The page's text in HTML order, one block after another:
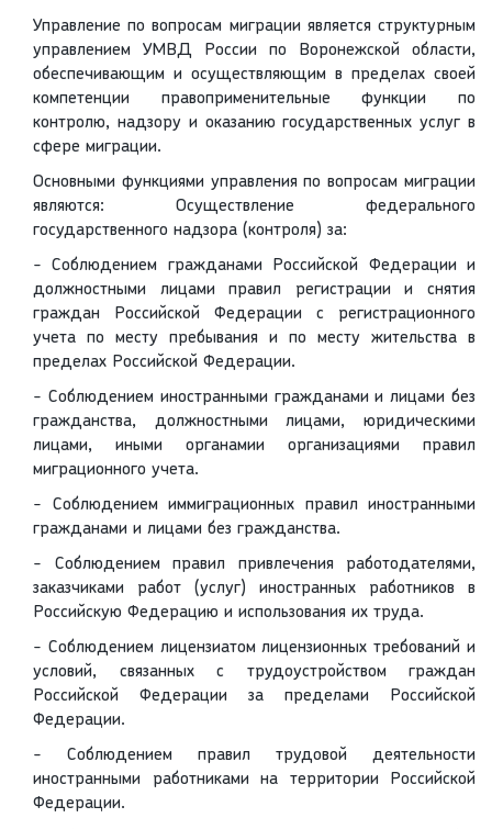
Управление по вопросам миграции является структурным
управлением УМВД России по Воронежской области,
обеспечивающим и осуществляющим в пределах своей
компетенции правоприменительные функции по
контролю, надзору и оказанию государственных услуг в
сфере миграции.
Основными функциями управления по вопросам миграции
являются: Осуществление федерального
государственного надзора (контроля) за:
- Соблюдением гражданами Российской Федерации и
должностными лицами правил регистрации и снятия
граждан Российской Федерации с регистрационного
учета по месту пребывания и по месту жительства в
пределах Российской Федерации.
- Соблюдением иностранными гражданами и лицами без
гражданства, должностными лицами, юридическими
лицами, иными органамии организациями правил
миграционного учета.
- Соблюдением иммиграционных правил иностранными
гражданами и лицами без гражданства.
- Соблюдением правил привлечения работодателями,
заказчиками работ (услуг) иностранных работников в
Российскую Федерацию и использования их труда.
- Соблюдением лицензиатом лицензионных требований и
условий, связанных с трудоустройством граждан
Российской Федерации за пределами Российской
Федерации.
- Соблюдением правил трудовой деятельности
иностранными работниками на территории Российской
Федерации.